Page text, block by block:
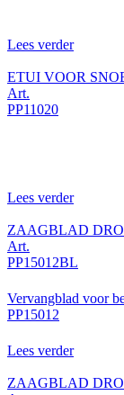
Lees verder
ETUI VOOR
Art.
PP11020
Lees verder
ZAAGBLAD
Art.
PP15012BL
Vervangblad voor
PP15012
Lees verder
ZAAGBLAD